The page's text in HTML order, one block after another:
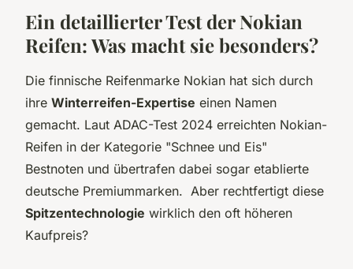
Ein detaillierter Test der Nokian
Reifen: Was macht sie besonders?
Die finnische Reifenmarke Nokian hat sich durch
ihre Winterreifen-Expertise einen Namen
gemacht. Laut ADAC-Test 2024 erreichten Nokian-
Reifen in der Kategorie "Schnee und Eis"
Bestnoten und übertrafen dabei sogar etablierte
deutsche Premiummarken. Aber rechtfertigt diese
Spitzentechnologie wirklich den oft höheren
Kaufpreis?